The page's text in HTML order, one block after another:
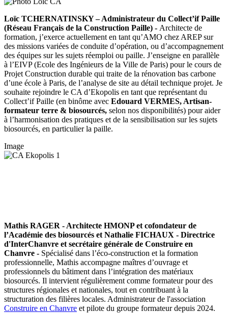
Loïc TCHERNATINSKY – Administrateur du Collect’if Paille
(Réseau Français de la Construction Paille) - Architecte de
formation, j’exerce actuellement en tant qu’AMO chez AREP sur
des missions variées de conduite d’opération, ou d’accompagnement
des équipes sur les sujets réemploi ou paille. J’enseigne en parallèle
à l’EIVP (Ecole des Ingénieurs de la Ville de Paris) pour le cours de
Projet Construction durable qui traite de la rénovation bas carbone
d’une école à Paris, de l’analyse de site au détail technique projet. Je
souhaite rejoindre le CA d’Ekopolis en tant que représentant du
Collect’if Paille (en binôme avec Edouard VERMES, Artisan-
formateur terre & biosourcés, selon nos disponibilités) pour aider
à l’harmonisation des pratiques et de la sensibilisation sur les sujets
biosourcés, en particulier la paille.
Image
Mathis RAGER - Architecte HMONP et cofondateur de
l’Académie des biosourcés et Nathalie FICHAUX - Directrice
d'InterChanvre et secrétaire générale de Construire en
Chanvre - Spécialisé dans l’éco-construction et la formation
professionnelle, Mathis accompagne maîtres d’ouvrage et
professionnels du bâtiment dans l’intégration des matériaux
biosourcés. Il intervient régulièrement comme formateur pour des
structures régionales et nationales, tout en contribuant à la
structuration des filières locales. Administrateur de l'association
Construire en Chanvre et pilote du groupe formateur depuis 2024.